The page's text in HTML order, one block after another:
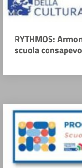
RYTHMOS:
scuola